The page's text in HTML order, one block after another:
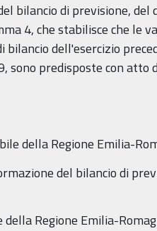
bilancio di previsione, del
4, che stabilisce che le
dell'esercizio
sono predisposte con
della Regione Emilia-
del bilancio di
Regione Emilia-